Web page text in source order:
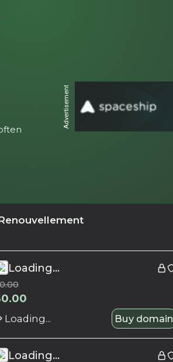
Advertisement
Loading...
0.00
Loading... Buy domain
Loading...